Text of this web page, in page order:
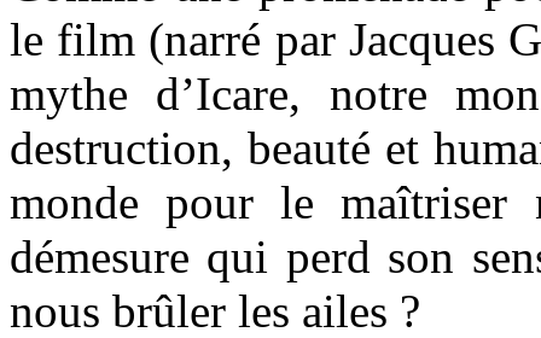
le film (narré par Jacques
mythe d’Icare, notre
destruction, beauté et
monde pour le maîtriser
démesure qui perd son
nous brûler les ailes ?